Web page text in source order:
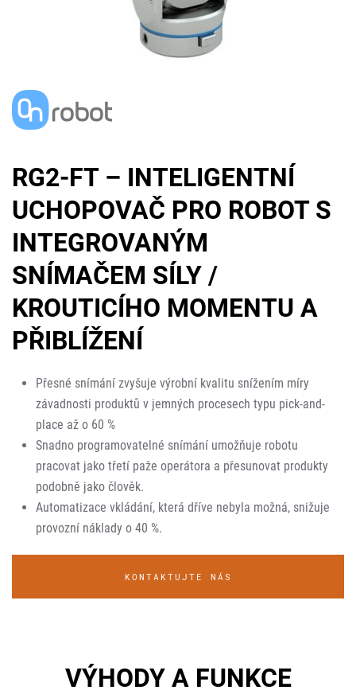
RG2-FT – INTELIGENTNÍ
UCHOPOVAČ PRO ROBOT S
INTEGROVANÝM
SNÍMAČEM SÍLY /
KROUTICÍHO MOMENTU A
PŘIBLÍŽENÍ
Přesné snímání zvyšuje výrobní kvalitu snížením míry
závadnosti produktů v jemných procesech typu pick-and-
place až o 60 %
Snadno programovatelné snímání umožňuje robotu
pracovat jako třetí paže operátora a přesunovat produkty
podobně jako člověk.
Automatizace vkládání, která dříve nebyla možná, snižuje
provozní náklady o 40 %.
KONTAKTUJTE NÁS
VÝHODY A FUNKCE